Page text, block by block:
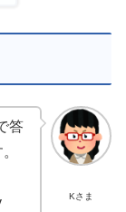
Kさま
答